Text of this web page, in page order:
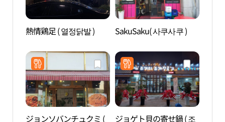
熱情鶏足 ( 열정닭발 ) SakuSaku( 사쿠사쿠 )
ジョンソバンチュクミ (
ジョゲト貝の寄せ鍋 ( 조